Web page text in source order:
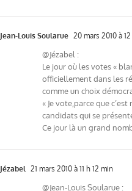
Jean-Louis Soularue 20 mars 2010 à
@Jézabel :
Le jour où les votes «
officiellement dans les
comme un choix
« Je vote,parce que
candidats qui se
Ce jour là un grand
Jézabel 21 mars 2010 à 11 h 12 min
@Jean-Louis Soularue :